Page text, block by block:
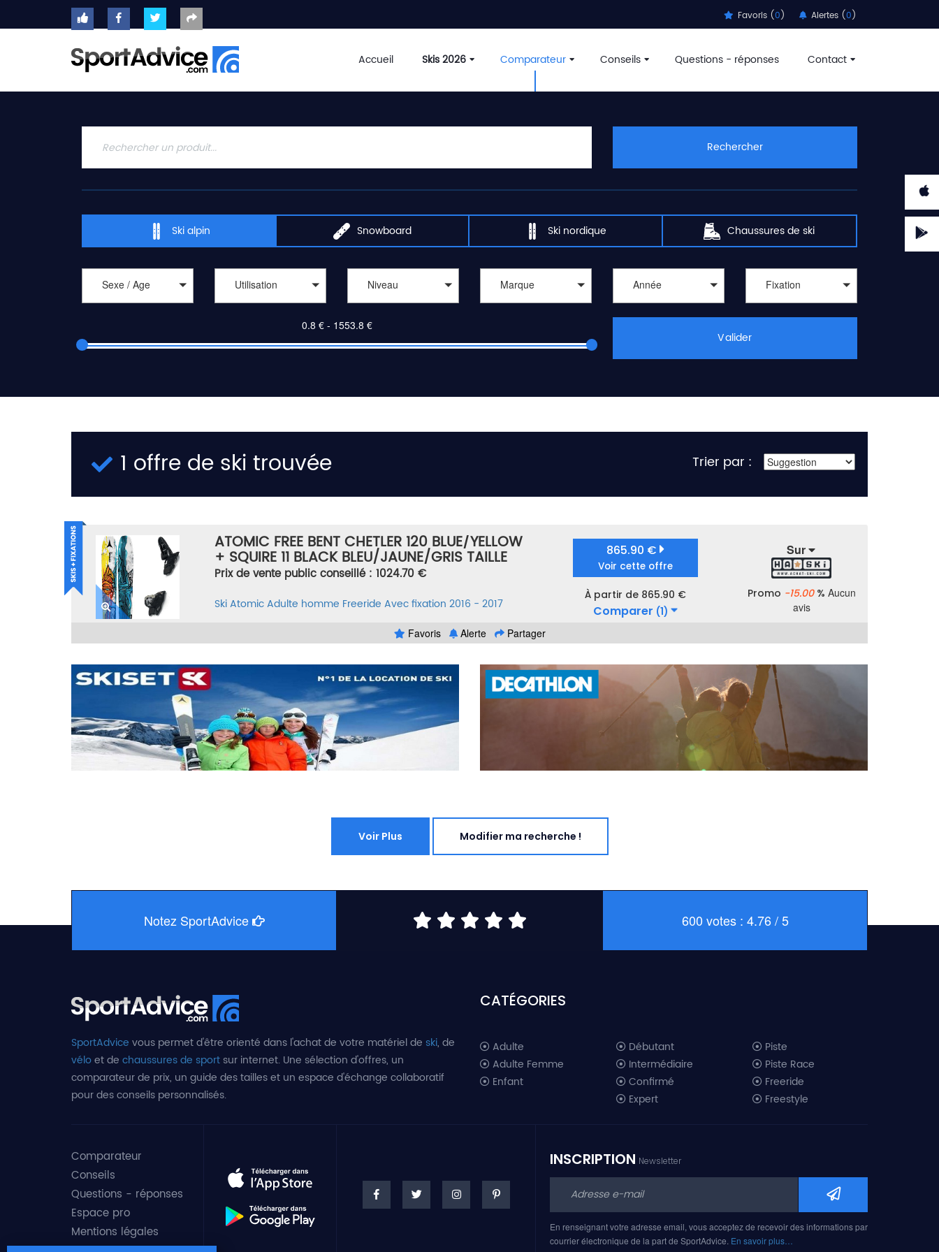
Favoris (0) Alertes (0)
Accueil Skis 2026 Comparateur Conseils Questions - réponses Contact
ACCUEIL
2020
CONSEILS
QUESTIONS
Rechercher
Ski alpin Snowboard Ski nordique Chaussures de ski
Sexe / Age Utilisation Niveau Marque Année Fixation
Valider
1 offre de ski trouvée Trier par :
ATOMIC FREE BENT CHETLER 120 BLUE/YELLOW
+ SQUIRE 11 BLACK BLEU/JAUNE/GRIS TAILLE
176
Prix de vente public conseillé : 1024.70 €
SkiAtomicAdulte homme Freeride Avec fixation 2016 - 2017
865.90 €
Voir cette offre
À partir de 865.90 €
Comparer (1)
Sur
Promo -15.00% Aucun
avis
Favoris
Alerte Partager
Voir Plus Modifier ma recherche !
Notez SportAdvice 600 votes : 4.76 / 5
SportAdvice vous permet d'être orienté dans l'achat de votre matériel de ski, de
véloet de chaussures de sportsur internet. Une sélection d'offres, un
comparateur de prix, un guide des tailles et un espace d'échange collaboratif
pour des conseils personnalisés.
CATÉGORIES
Adulte
Adulte Femme
Enfant
Débutant
Intermédiaire
Confirmé
Expert
Piste
Piste Race
Freeride
Freestyle
Ski freeride 2019
Ski freestyle 2019
Ski AM 2019
Comparateur
Conseils
Questions - réponses
Espace pro
Mentions légales
INSCRIPTION Newsletter
En renseignant votre adresse email, vous acceptez de recevoir des informations par
courrier électronique de la part de SportAdvice. En savoir plus…